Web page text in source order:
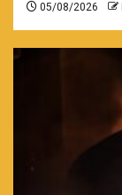
05/08/2026